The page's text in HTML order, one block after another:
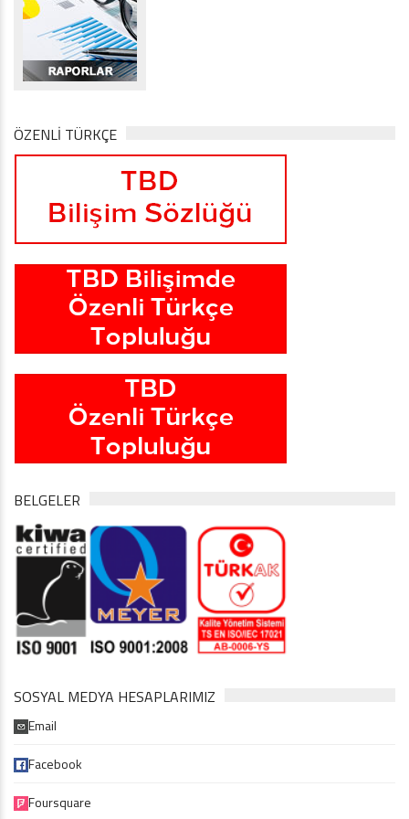
ÖZENLİ TÜRKÇE
BELGELER
SOSYAL MEDYA HESAPLARIMIZ
Email
Facebook
Foursquare